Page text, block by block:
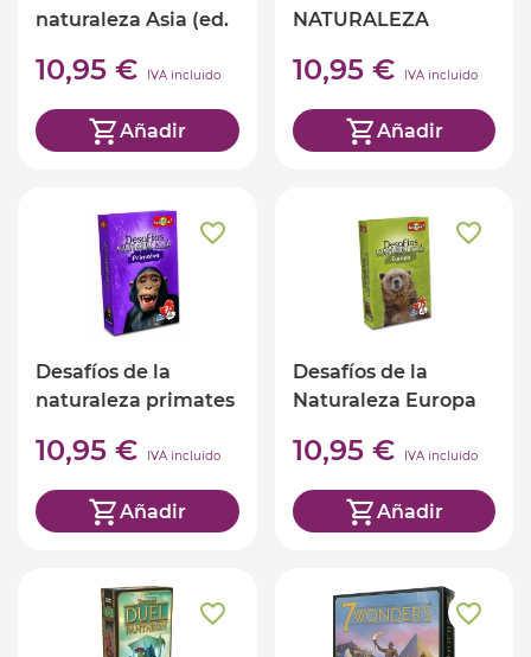
naturaleza Asia (ed.
10,95 € IVA incluido
Añadir
NATURALEZA
castellano)
10,95 € IVA incluido
Añadir
Desafíos de la
naturaleza primates
10,95 € IVA incluido
Añadir
Desafíos de la
Naturaleza Europa
10,95 € IVA incluido
Añadir